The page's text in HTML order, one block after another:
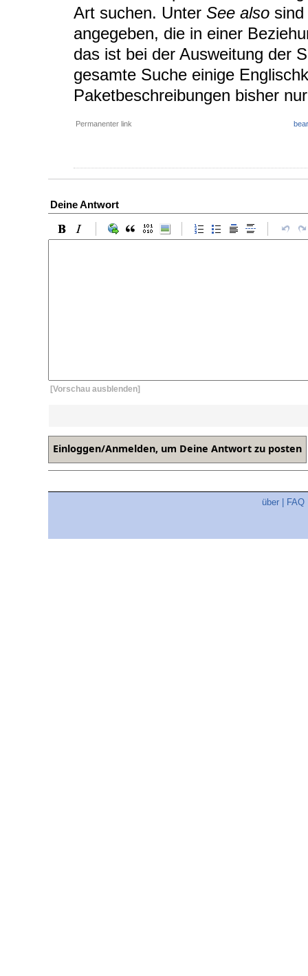
Art suchen. Unter See also
angegeben, die in einer
das ist bei der Ausweitung der
gesamte Suche einige
Paketbeschreibungen bisher
Permanenter link
Deine Antwort
[Vorschau ausblenden]
über FAQ